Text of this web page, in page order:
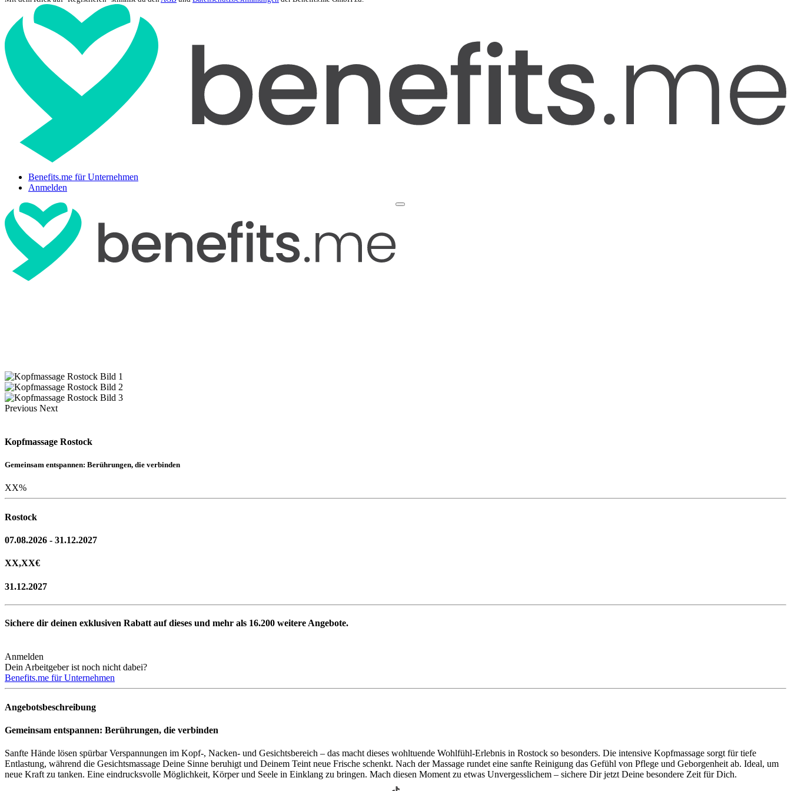
Benefits.me für Unternehmen
Anmelden
Previous Next
Kopfmassage Rostock
Gemeinsam entspannen: Berührungen, die verbinden
XX%
Rostock
07.08.2026 - 31.12.2027
XX,XX€
31.12.2027
Sichere dir deinen exklusiven Rabatt auf dieses und mehr als 16.200 weitere Angebote.
Anmelden
Dein Arbeitgeber ist noch nicht dabei?
Benefits.me für Unternehmen
Angebotsbeschreibung
Gemeinsam entspannen: Berührungen, die verbinden
Sanfte Hände lösen spürbar Verspannungen im Kopf-, Nacken- und Gesichtsbereich – das macht dieses wohltuende Wohlfühl-Erlebnis in Rostock so besonders. Die intensive Kopfmassage sorgt für tiefe
Entlastung, während die Gesichtsmassage Deine Sinne beruhigt und Deinem Teint neue Frische schenkt. Nach der Massage rundet eine sanfte Reinigung das Gefühl von Pflege und Geborgenheit ab. Ideal, um
neue Kraft zu tanken. Eine eindrucksvolle Möglichkeit, Körper und Seele in Einklang zu bringen. Mach diesen Moment zu etwas Unvergesslichem – sichere Dir jetzt Deine besondere Zeit für Dich.